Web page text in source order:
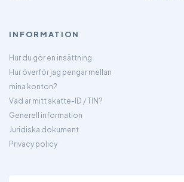
INFORMATION
Hur du gör en insättning
Hur överför jag pengar mellan
mina konton?
Vad är mitt skatte-ID / TIN?
Generell information
Juridiska dokument
Privacy policy